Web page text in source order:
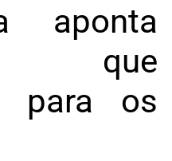
aponta
que
para os